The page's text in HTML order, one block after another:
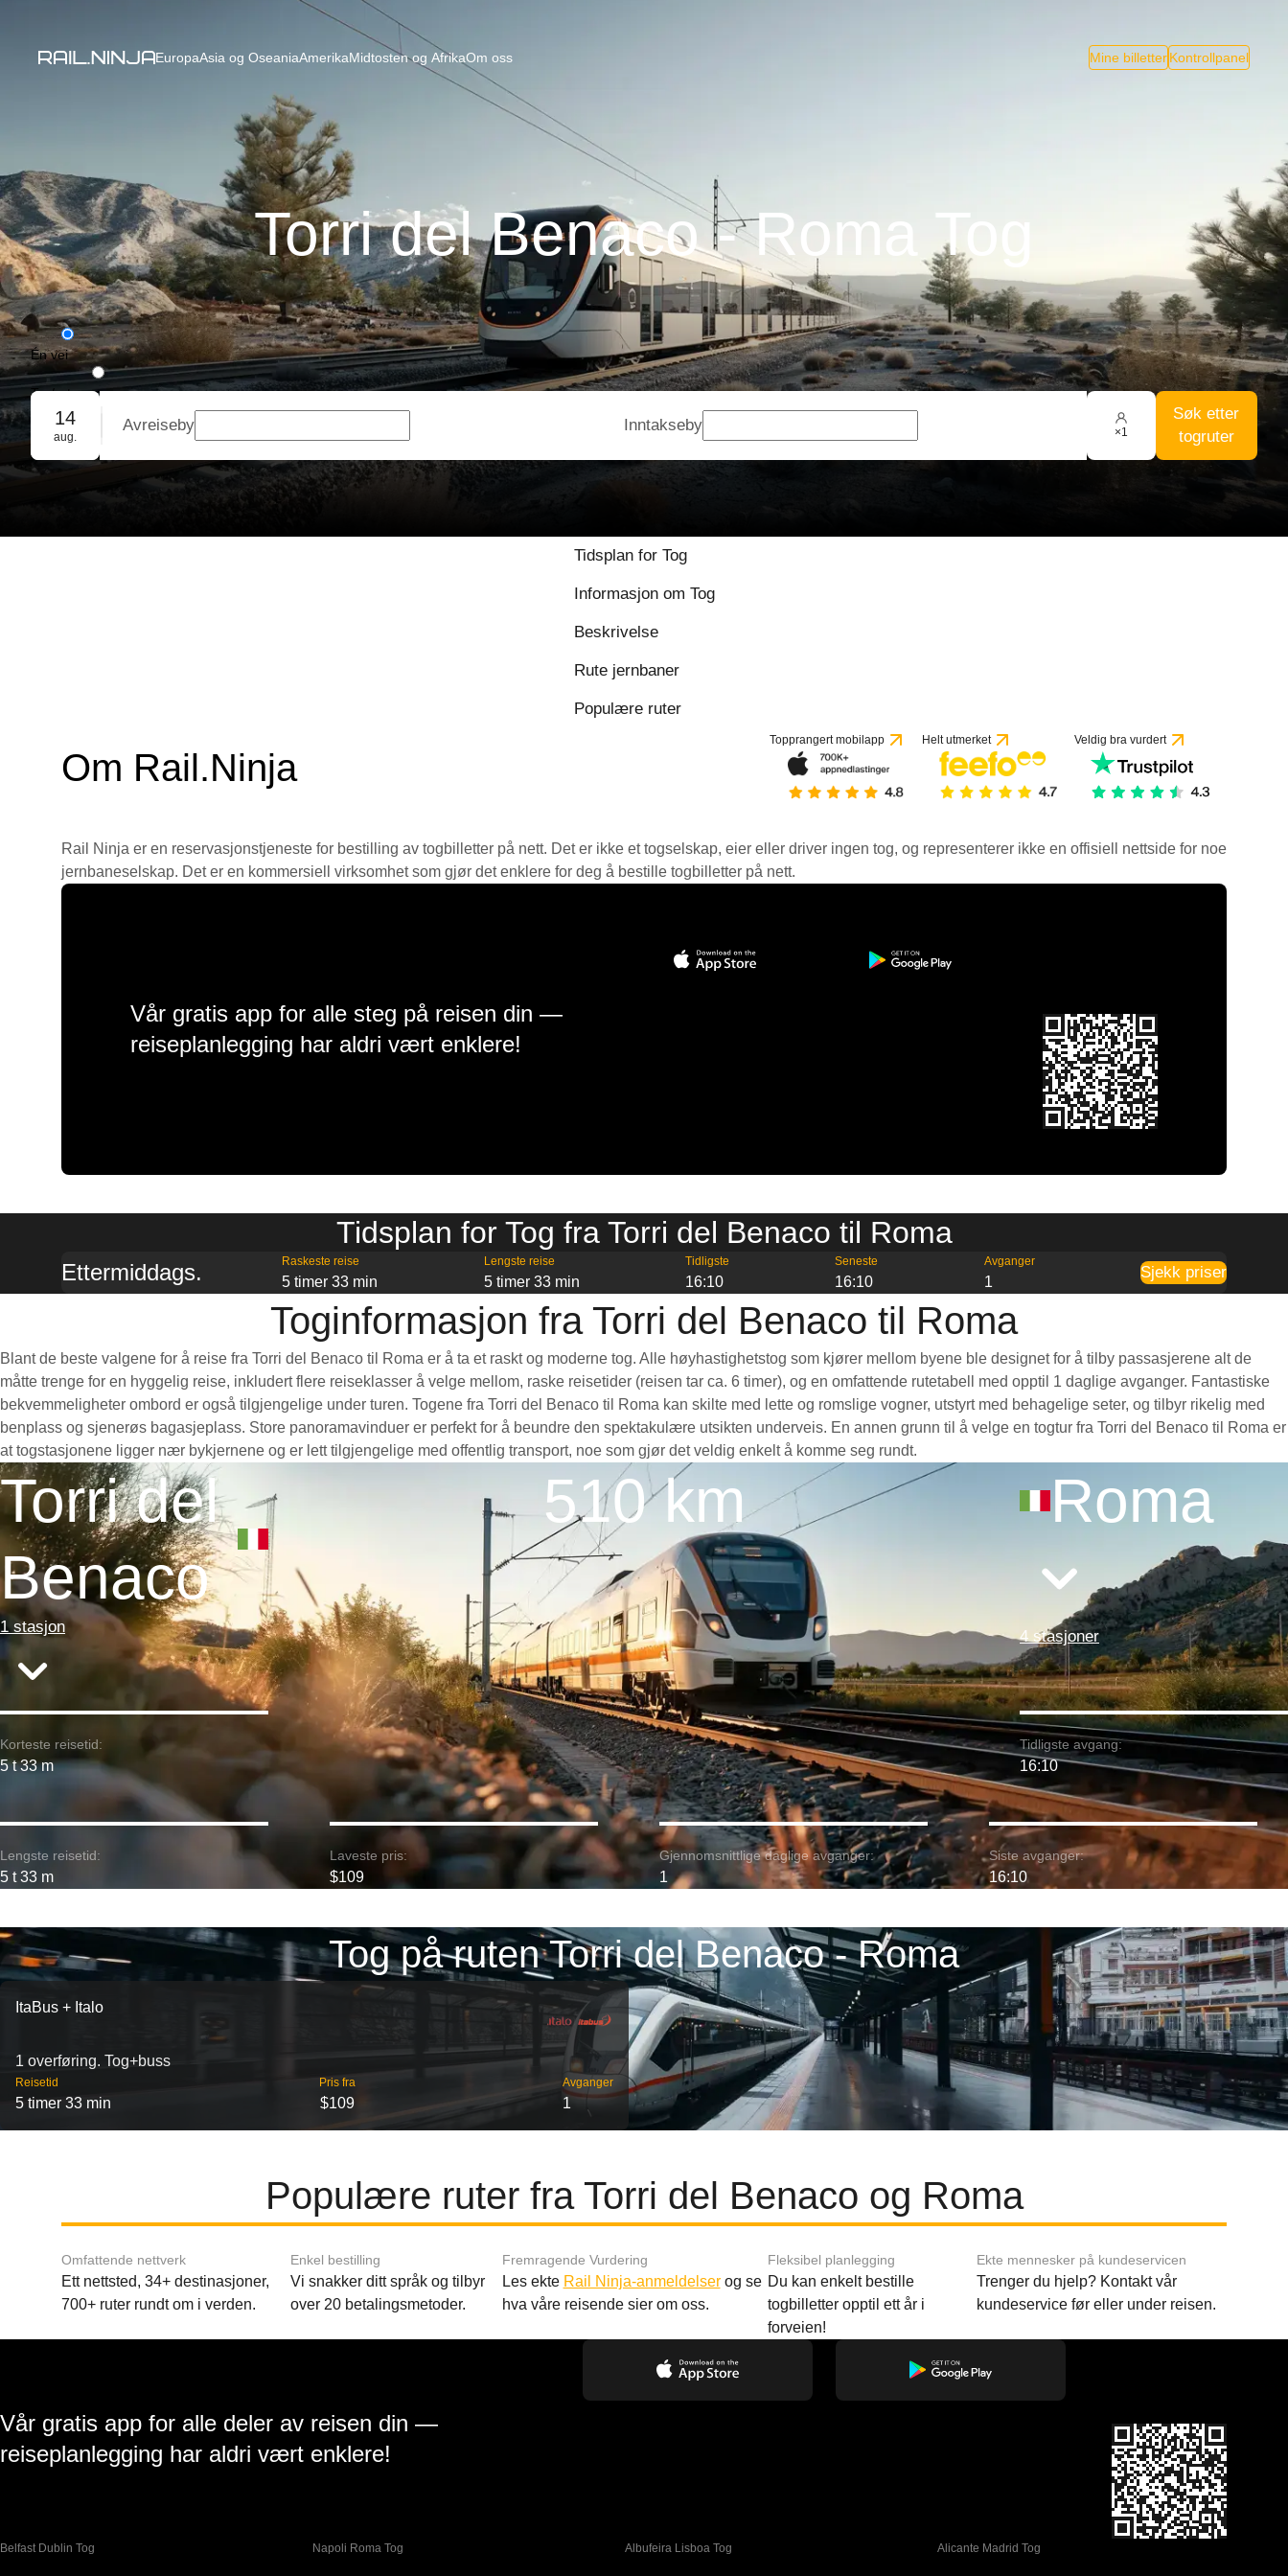
EuropaAsia og OseaniaAmerikaMidtosten og AfrikaOm oss Mine billetterKontrollpanel
Torri del Benaco - Roma Tog
Én vei
Tur/retur
Gruppebooking
14
aug.
Avreiseby Inntakseby ×1
Søk etter
togruter
Tidsplan for Tog
Informasjon om Tog
Beskrivelse
Rute jernbaner
Populære ruter
Om Rail.Ninja
Topprangert mobilapp Helt utmerket Veldig bra vurdert
Rail Ninja er en reservasjons­tjeneste for bestilling av togbilletter på nett. Det er ikke et togselskap, eier eller driver ingen tog, og representerer ikke en offisiell nettside for noe
jernbaneselskap. Det er en kommersiell virksomhet som gjør det enklere for deg å bestille togbilletter på nett.
Vår gratis app for alle steg på reisen din —
reiseplanlegging har aldri vært enklere!
Tidsplan for Tog fra Torri del Benaco til Roma
Ettermiddags. Raskeste reise
5 timer 33 min
Lengste reise
5 timer 33 min
Tidligste
16:10
Seneste
16:10
Avganger
1
Sjekk priser
Toginformasjon fra Torri del Benaco til Roma
Blant de beste valgene for å reise fra Torri del Benaco til Roma er å ta et raskt og moderne tog. Alle høyhastighetstog som kjører mellom byene ble designet for å tilby passasjerene alt de
måtte trenge for en hyggelig reise, inkludert flere reiseklasser å velge mellom, raske reisetider (reisen tar ca. 6 timer), og en omfattende rutetabell med opptil 1 daglige avganger. Fantastiske
bekvemmeligheter ombord er også tilgjengelige under turen. Togene fra Torri del Benaco til Roma kan skilte med lette og romslige vogner, utstyrt med behagelige seter, og tilbyr rikelig med
benplass og sjenerøs bagasjeplass. Store panoramavinduer er perfekt for å beundre den spektakulære utsikten underveis. En annen grunn til å velge en togtur fra Torri del Benaco til Roma er
at togstasjonene ligger nær bykjernene og er lett tilgjengelige med offentlig transport, noe som gjør det veldig enkelt å komme seg rundt.
Torri del
Benaco
1 stasjon
510 km Roma
4 stasjoner
Korteste reisetid:
5 t 33 m
Tidligste avgang:
16:10
Lengste reisetid:
5 t 33 m
Laveste pris:
$109
Gjennomsnittlige daglige avganger:
1
Siste avganger:
16:10
Tog på ruten Torri del Benaco - Roma
ItaBus + Italo
1 overføring. Tog+buss
Reisetid
5 timer 33 min
Pris fra
$109
Avganger
1
Populære ruter fra Torri del Benaco og Roma
Omfattende nettverk
Ett nettsted, 34+ destinasjoner,
700+ ruter rundt om i verden.
Enkel bestilling
Vi snakker ditt språk og tilbyr
over 20 betalingsmetoder.
Fremragende Vurdering
Les ekte Rail Ninja-anmeldelserog se
hva våre reisende sier om oss.
Fleksibel planlegging
Du kan enkelt bestille
togbilletter opptil ett år i
forveien!
Ekte mennesker på kundeservicen
Trenger du hjelp? Kontakt vår
kundeservice før eller under reisen.
Vår gratis app for alle deler av reisen din —
reiseplanlegging har aldri vært enklere!
Belfast Dublin Tog Napoli Roma Tog Albufeira Lisboa Tog Alicante Madrid Tog